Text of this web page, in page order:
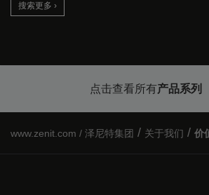
搜索更多 ›
点击查看所有产品系列
泽尼特集团 / 关于我们 / 价